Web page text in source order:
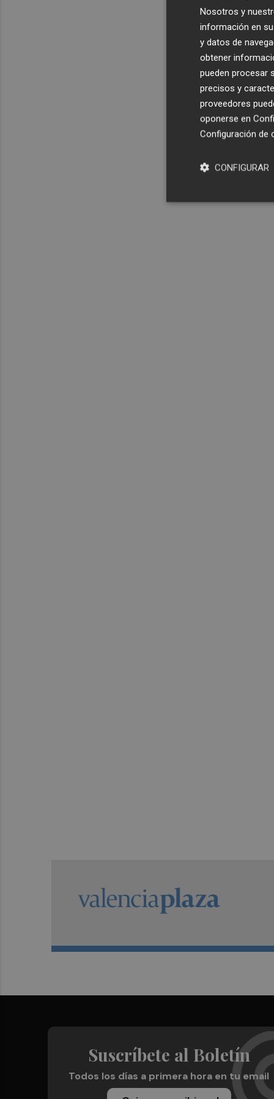
Suscríbete al Boletín
Todos los días a primera hora en tu email
Nosotros y
información en
y datos de
obtener
pueden procesar
precisos y
proveedores
oponerse en
Configuración de
CONFIGURAR